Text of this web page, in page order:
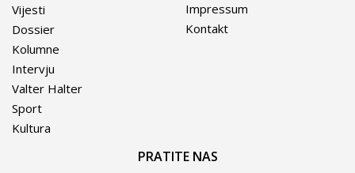
Vijesti
Dossier
Kolumne
Intervju
Valter Halter
Sport
Kultura
Impressum
Kontakt
PRATITE NAS